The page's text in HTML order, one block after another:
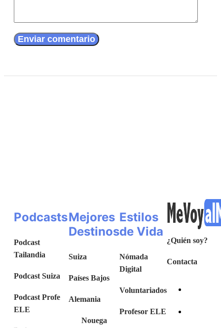
Podcasts
Podcast
Tailandia
Podcast Suiza
Podcast Profe
ELE
Mejores
Destinos
Suiza
Países Bajos
Alemania
Nouega
Estilos
de Vida
Nómada
Digital
Voluntariados
Profesor ELE
¿Quién soy?
Contacta